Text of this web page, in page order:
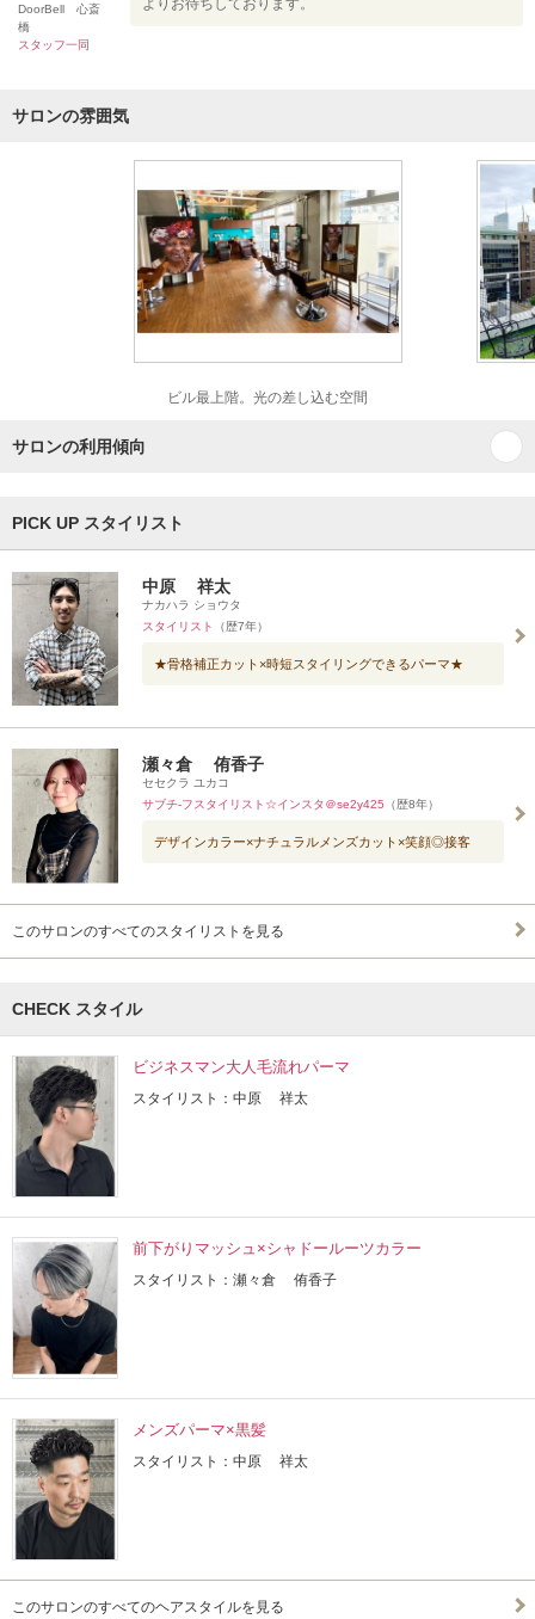
DoorBell 心斎
橋
スタッフ一同
よりお待ちしております。
サロンの雰囲気
ビル最上階。光の差し込む空間
サロンの利用傾向
PICK UP スタイリスト
中原 祥太
ナカハラ ショウタ
スタイリスト
（歴7年）
★骨格補正カット×時短スタイリングできるパーマ★
瀬々倉 侑香子
セセクラ ユカコ
サブチ-フスタイリスト☆インスタ＠se2y425 （歴8年）
デザインカラー×ナチュラルメンズカット×笑顔◎接客
このサロンのすべてのスタイリストを見る
CHECK スタイル
ビジネスマン大人毛流れパーマ
スタイリスト：中原 祥太
前下がりマッシュ×シャドールーツカラー
スタイリスト：瀬々倉 侑香子
メンズパーマ×黒髪
スタイリスト：中原 祥太
このサロンのすべてのヘアスタイルを見る